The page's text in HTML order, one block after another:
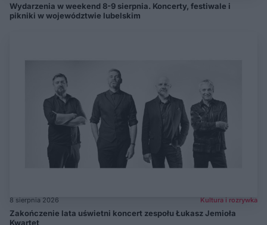
Wydarzenia w weekend 8-9 sierpnia. Koncerty, festiwale i
pikniki w województwie lubelskim
8 sierpnia 2026 Kultura i rozrywka
Zakończenie lata uświetni koncert zespołu Łukasz Jemioła
Kwartet